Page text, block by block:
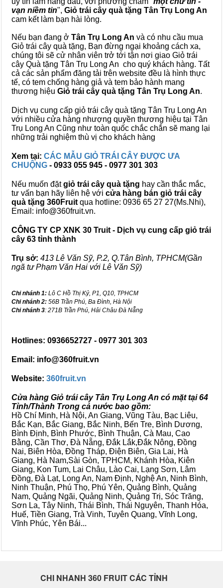
vạn niềm tin", Giỏ trái cây quà tặng Tân Trụ Long An
cam kết làm bạn hài lòng.
Nếu bạn đang ở Tân Trụ Long An và có nhu cầu mua
Giỏ trái cây quà tặng, Bạn đừng ngại khoảng cách xa,
chúng tôi sẽ cử nhân viên trở tới tận nơi giao Giỏ trái
cây Quà tặng Tân Trụ Long An cho quý khách hàng. Tất
cả các sản phẩm đăng tải trên website đều là hình thực
tế, có tem chống hàng giả và tem bảo hành mang
thương hiệu Giỏ trái cây quà tặng Tân Trụ Long An.
Dịch vụ cung cấp giỏ trái cây quà tặng Tân Trụ Long An
với nhiều cửa hàng nhượng quyền thương hiệu tại Tân
Trụ Long An Cũng như toàn quốc chắc chắn sẽ mang lại
những trải nghiệm thù vị cho khách hàng
Xem tại: CÁC MẪU GIỎ TRÁI CÂY ĐƯỢC ƯA
CHUỘNG - 0933 055 945 - 0977 301 303
Nếu muốn đặtgiỏ trái cây quà tặng hay cần thắc mắc,
tư vấn bạn hãy liên hệ với cửa hàng bán giỏ trái cây
quà tặng 360Fruit qua hotline: 0936 65 27 27(Ms.Nhi),
Email: info@360fruit.vn.
CÔNG TY CP XNK 30 Truit - Dịch vụ cung cấp giỏ trái
cây 63 tỉnh thành
Trụ sở: 413 Lê Văn Sỹ, P.2, Q.Tân Bình, TPHCM(Gần
ngã tư Phạm Văn Hai với Lê Văn Sỹ)
Chi nhánh 1: Lô C Hồ Thị Kỷ, P1, Q10, TPHCM
Chi nhánh 2: 56B Trần Phú, Ba Đình, Hà Nội
Chi nhánh 3: 271B Trần Phú, Hải Châu Đà Nẵng
Hotlines: 0936652727 - 0977 301 303
Email: info@360fruit.vn
Website: 360fruit.vn
Cửa hàng Giỏ trái cây Tân Trụ Long An có mặt tại 64
Tỉnh/Thành Trong cả nước bao gồm:
Hồ Chí Minh, Hà Nội, An Giang, Vũng Tàu, Bạc Liêu,
Bắc Kạn, Bắc Giang, Bắc Ninh, Bến Tre, Bình Dương,
Bình Định, Bình Phước, Bình Thuận, Cà Mau, Cao
Bằng, Cần Thơ, Đà Nẵng, Đắk Lắk,Đắk Nông, Đồng
Nai, Biên Hòa, Đồng Tháp, Điện Biên, Gia Lai, Hà
Giang, Hà Nam,Sài Gòn, TPHCM, Khánh Hòa, Kiên
Giang, Kon Tum, Lai Châu, Lào Cai, Lạng Sơn, Lâm
Đồng, Đà Lạt, Long An, Nam Định, Nghệ An, Ninh Bình,
Ninh Thuận, Phú Thọ, Phú Yên, Quảng Bình, Quảng
Nam, Quảng Ngãi, Quảng Ninh, Quảng Trị, Sóc Trăng,
Sơn La, Tây Ninh, Thái Bình, Thái Nguyên, Thanh Hóa,
Huế, Tiền Giang, Trà Vinh, Tuyên Quang, Vĩnh Long,
Vĩnh Phúc, Yên Bái...
CHI NHANH 360 FRUIT CÁC TỈNH